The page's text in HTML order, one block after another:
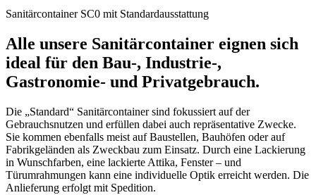
Sanitärcontainer SC0 mit Standardausstattung
Alle unsere Sanitärcontainer eignen sich
ideal für den Bau-, Industrie-,
Gastronomie- und Privatgebrauch.
Die „Standard“ Sanitärcontainer sind fokussiert auf der
Gebrauchsnutzen und erfüllen dabei auch repräsentative Zwecke.
Sie kommen ebenfalls meist auf Baustellen, Bauhöfen oder auf
Fabrikgeländen als Zweckbau zum Einsatz. Durch eine Lackierung
in Wunschfarben, eine lackierte Attika, Fenster – und
Türumrahmungen kann eine individuelle Optik erreicht werden. Die
Anlieferung erfolgt mit Spedition.